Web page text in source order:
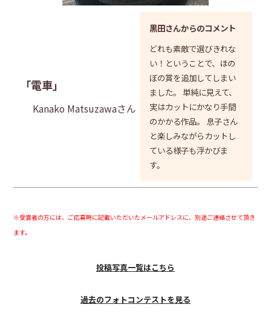
「電車」
Kanako Matsuzawaさん
黒田さんからのコメント
どれも素敵で選びきれな
い！ということで、ほの
ぼの賞を追加してしまい
ました。 単純に見えて、
実はカットにかなり手間
のかかる作品。 息子さん
と楽しみながらカットし
ている様子も浮かびま
す。
※受賞者の方には、ご応募時に記載いただいたメールアドレスに、別途ご連絡させて頂き
ます。
投稿写真一覧はこちら
過去のフォトコンテストを見る